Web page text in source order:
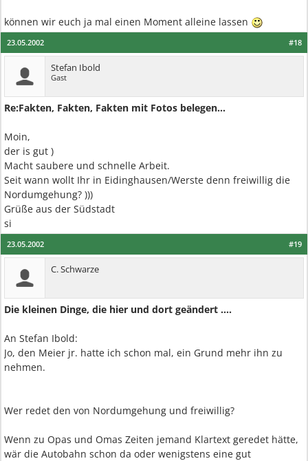
können wir euch ja mal einen Moment alleine lassen
#18
23.05.2002
Stefan Ibold
Gast
Re:Fakten, Fakten, Fakten mit Fotos belegen...
Moin,
der is gut )
Macht saubere und schnelle Arbeit.
Seit wann wollt Ihr in Eidinghausen/Werste denn freiwillig die
Nordumgehung? )))
Grüße aus der Südstadt
si
#19
23.05.2002
C. Schwarze
Die kleinen Dinge, die hier und dort geändert ....
An Stefan Ibold:
Jo, den Meier jr. hatte ich schon mal, ein Grund mehr ihn zu
nehmen.
Wer redet den von Nordumgehung und freiwillig?
Wenn zu Opas und Omas Zeiten jemand Klartext geredet hätte,
wär die Autobahn schon da oder wenigstens eine gut